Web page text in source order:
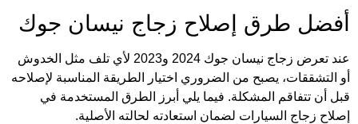
أفضل طرق إصلاح زجاج نيسان جوك
عند تعرض زجاج نيسان جوك 2024 و2023 لأي تلف مثل الخدوش
أو التشققات، يصبح من الضروري اختيار الطريقة المناسبة لإصلاحه
قبل أن تتفاقم المشكلة. فيما يلي أبرز الطرق المستخدمة في
إصلاح زجاج السيارات لضمان استعادته لحالته الأصلية.